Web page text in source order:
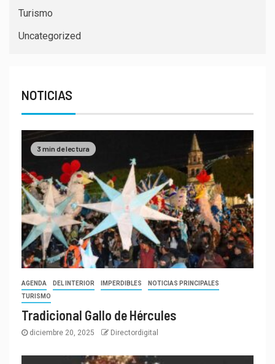
Turismo
Uncategorized
NOTICIAS
3 min de lectura
AGENDA DEL INTERIOR IMPERDIBLES
NOTICIAS PRINCIPALES
TURISMO
Tradicional Gallo de Hércules
diciembre 20, 2025 Directordigital